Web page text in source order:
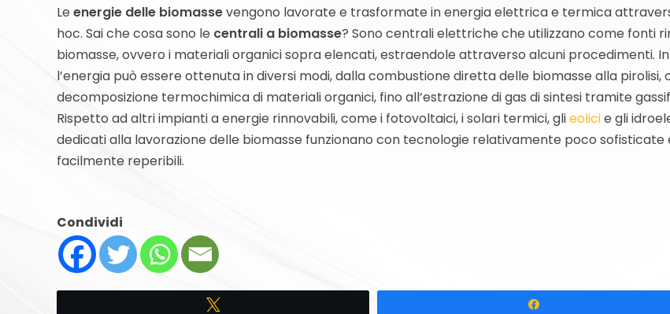
Le energie delle biomassevengono lavorate e trasformate in energia elettrica e termica
hoc. Sai che cosa sono le centrali a biomasse? Sono centrali elettriche che utilizzano come fonti
biomasse, ovvero i materiali organici sopra elencati, estraendole attraverso alcuni procedimenti.
l’energia può essere ottenuta in diversi modi, dalla combustione diretta delle biomasse alla pirolisi,
decomposizione termochimica di materiali organici, fino all’estrazione di gas di sintesi tramite
Rispetto ad altri impianti a energie rinnovabili, come i fotovoltaici, i solari termici, glieolicie gli
dedicati alla lavorazione delle biomasse funzionano con tecnologie relativamente poco sofisticate
facilmente reperibili.
Condividi